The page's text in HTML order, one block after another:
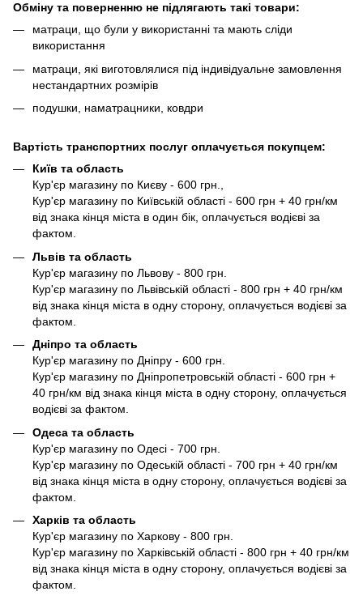
Обміну та поверненню не підлягають такі товари:
матраци, що були у використанні та мають сліди
використання
матраци, які виготовлялися під індивідуальне замовлення
нестандартних розмірів
подушки, наматрацники, ковдри
Вартість транспортних послуг оплачується покупцем:
Київ та область
Кур'єр магазину по Києву - 600 грн.,
Кур'єр магазину по Київській області - 600 грн + 40 грн/км
від знака кінця міста в один бік, оплачується водієві за
фактом.
Львів та область
Кур'єр магазину по Львову - 800 грн.
Кур'єр магазину по Львівській області - 800 грн + 40 грн/км
від знака кінця міста в одну сторону, оплачується водієві за
фактом.
Дніпро та область
Кур'єр магазину по Дніпру - 600 грн.
Кур'єр магазину по Дніпропетровській області - 600 грн +
40 грн/км від знака кінця міста в одну сторону, оплачується
водієві за фактом.
Одеса та область
Кур'єр магазину по Одесі - 700 грн.
Кур'єр магазину по Одеській області - 700 грн + 40 грн/км
від знака кінця міста в одну сторону, оплачується водієві за
фактом.
Харків та область
Кур'єр магазину по Харкову - 800 грн.
Кур'єр магазину по Харківській області - 800 грн + 40 грн/км
від знака кінця міста в одну сторону, оплачується водієві за
фактом.